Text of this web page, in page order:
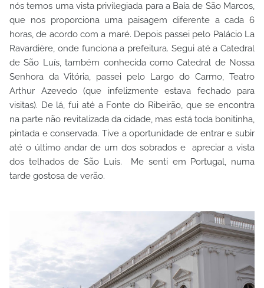
nós temos uma vista privilegiada para a Baía de São Marcos,
que nos proporciona uma paisagem diferente a cada 6
horas, de acordo com a maré. Depois passei pelo Palácio La
Ravardière, onde funciona a prefeitura. Segui até a Catedral
de São Luís, também conhecida como Catedral de Nossa
Senhora da Vitória, passei pelo Largo do Carmo, Teatro
Arthur Azevedo (que infelizmente estava fechado para
visitas). De lá, fui até a Fonte do Ribeirão, que se encontra
na parte não revitalizada da cidade, mas está toda bonitinha,
pintada e conservada. Tive a oportunidade de entrar e subir
até o último andar de um dos sobrados e apreciar a vista
dos telhados de São Luís. Me senti em Portugal, numa
tarde gostosa de verão.